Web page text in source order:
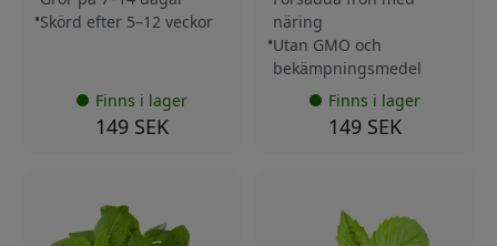
Skörd efter 5–12 veckor
Finns i lager
149 SEK
näring
Utan GMO och
bekämpningsmedel
Finns i lager
149 SEK